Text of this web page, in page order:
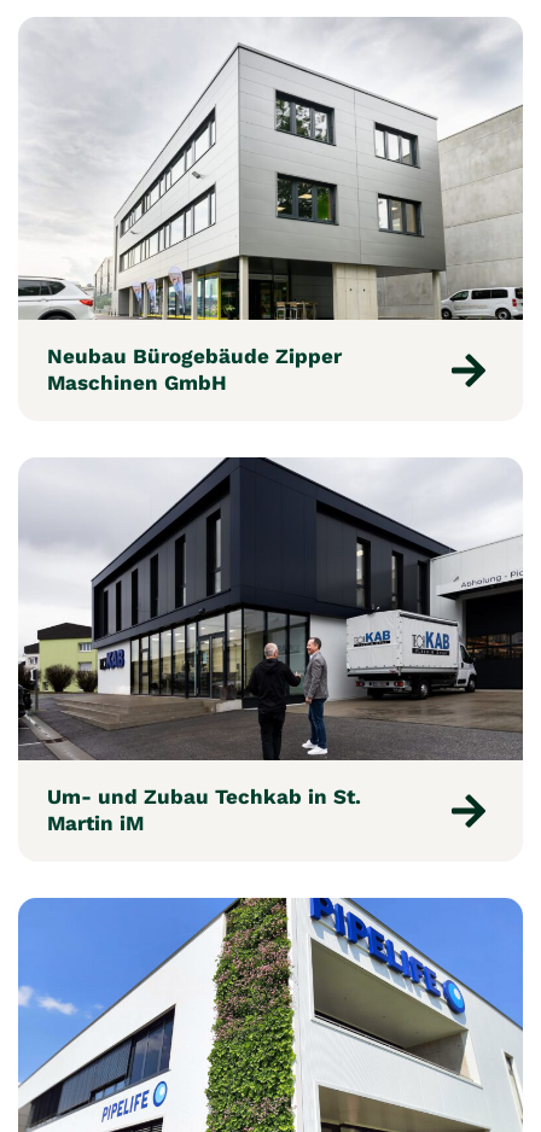
Neubau Bürogebäude Zipper
Maschinen GmbH
Um- und Zubau Techkab in St.
Martin iM